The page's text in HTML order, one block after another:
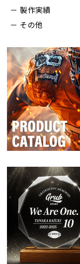
製作実績
その他